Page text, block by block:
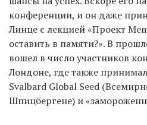
конференции, и он даже
Линце с лекцией «Проект
оставить в памяти?». В
вошел в число участников
Лондоне, где также
Svalbard Global Seed
Шпицбергене) и